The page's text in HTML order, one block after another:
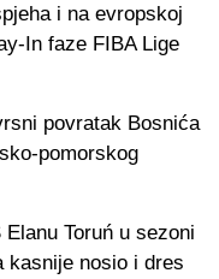
i na evropskoj
In faze FIBA Lige
povratak Bosnića
pomorskog
Toruń u sezoni
kasnije nosio i dres